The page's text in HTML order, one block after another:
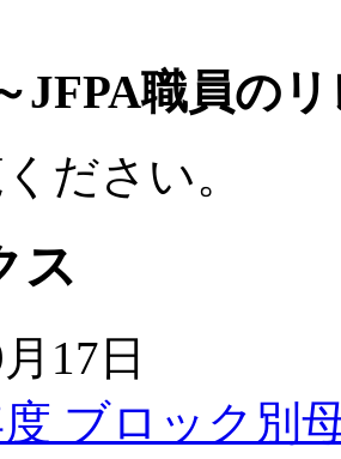
JFPA職員の
ださい。
ス
17日
度 ブロック別